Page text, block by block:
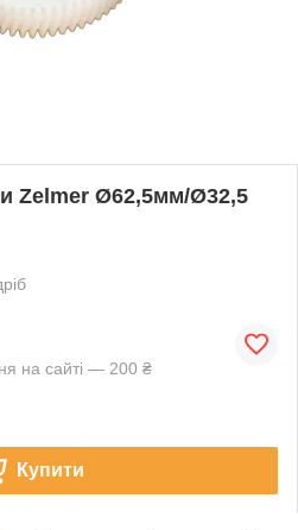
Zelmer Ø62,5мм/Ø32,5
на сайті — 200 ₴
Купити